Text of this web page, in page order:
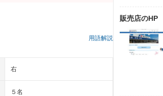
用語解説
右
５名
販売店のHP